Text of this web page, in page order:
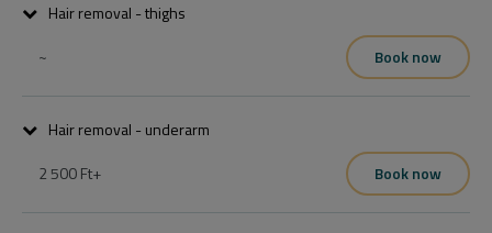
Hair removal - thighs
~
Book now
Hair removal - underarm
2 500 Ft+ Book now